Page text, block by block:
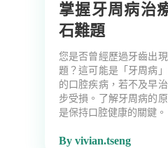
掌握牙周病治
石難題
您是否曾經歷過牙齒出
題？這可能是「牙周病
的口腔疾病，若不及早
步受損。了解牙周病的
是保持口腔健康的關鍵。
By vivian.tseng